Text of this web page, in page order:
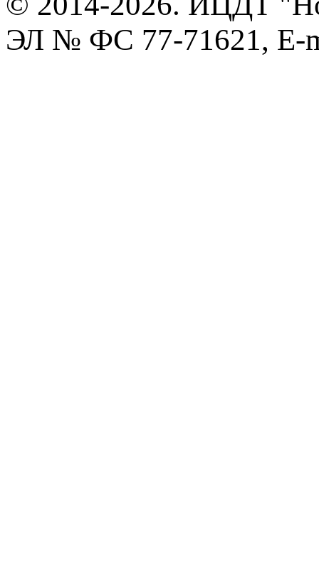
ЭЛ № ФС 77-71621, E-